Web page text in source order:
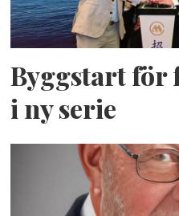
Byggstart för
i ny serie